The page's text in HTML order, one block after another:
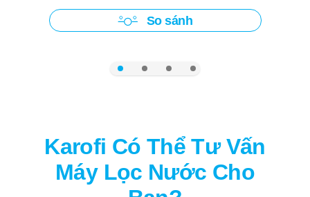
Công nghệ
Công nghệ kháng khuẩn Nano Silver giúp chống tái nhiễm
- Tự động xả nước thải.
- Tự động ngừng hoạt động khi nước đầy bình.
So sánh
Karofi Có Thể Tư Vấn
Máy Lọc Nước Cho